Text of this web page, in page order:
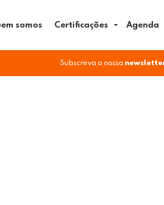
somos Certificações Agenda
Subscreva a nossa